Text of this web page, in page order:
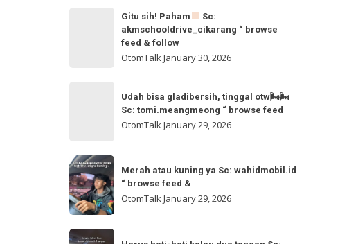
@otomtalk
akmschooldrive_cikarang
&
follow
Gitu sih! Paham
Sc:
akmschooldrive_cikarang “ browse
feed & follow
OtomTalkJanuary 30, 2026
gladibersih,
otw
🌬
🌬
Sc:
“
Udah bisa gladibersih, tinggal otw🌬🌬
Sc: tomi.meangmeong “ browse feed
OtomTalkJanuary 29, 2026
Merah
atau
kuning
ya
Sc:
Merah atau kuning ya Sc: wahidmobil.id
“ browse feed &
OtomTalkJanuary 29, 2026
Harus